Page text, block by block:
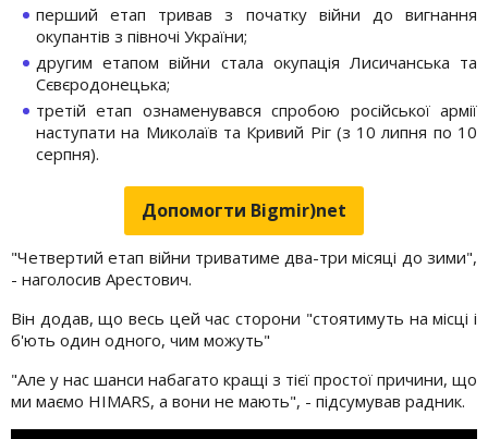
перший етап тривав з початку війни до вигнання
окупантів з півночі України;
другим етапом війни стала окупація Лисичанська та
Сєвєродонецька;
третій етап ознаменувався спробою російської армії
наступати на Миколаїв та Кривий Ріг (з 10 липня по 10
серпня).
Допомогти Bigmir)net
"Четвертий етап війни триватиме два-три місяці до зими",
- наголосив Арестович.
Він додав, що весь цей час сторони "стоятимуть на місці і
б'ють один одного, чим можуть"
"Але у нас шанси набагато кращі з тієї простої причини, що
ми маємо HIMARS, а вони не мають", - підсумував радник.